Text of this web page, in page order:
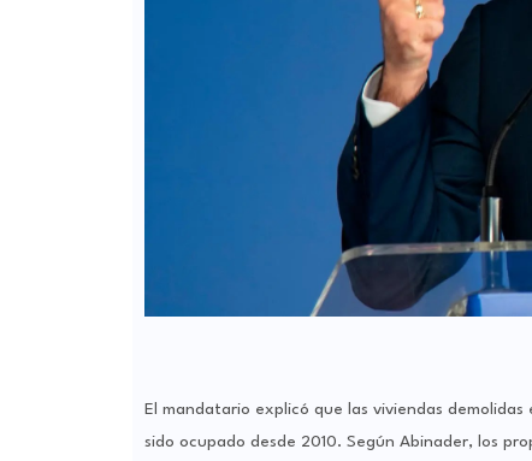
El mandatario explicó que las viviendas
sido ocupado desde 2010. Según Abinader, los